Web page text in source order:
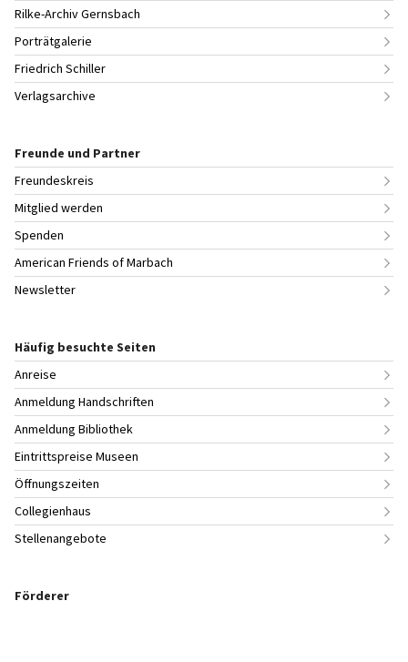
Rilke-Archiv Gernsbach
Porträtgalerie
Friedrich Schiller
Verlagsarchive
Freunde und Partner
Freundeskreis
Mitglied werden
Spenden
American Friends of Marbach
Newsletter
Häufig besuchte Seiten
Anreise
Anmeldung Handschriften
Anmeldung Bibliothek
Eintrittspreise Museen
Öffnungszeiten
Collegienhaus
Stellenangebote
Förderer